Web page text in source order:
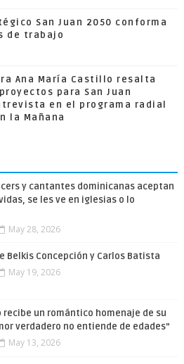
San Juan 2050 conforma
de trabajo
Ana María Castillo resalta
para San Juan
en el programa radial
la Mañana
y cantantes dominicanas aceptan
se les ve en iglesias o lo
May 28, 2026
Belkis Concepción y Carlos Batista
May 19, 2026
recibe un romántico homenaje de su
verdadero no entiende de edades”
May 13, 2026